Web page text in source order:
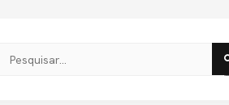
Este é um campo de pesquisa com